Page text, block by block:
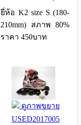
ยี่ห้อ K2 size S (180-
210mm) สภาพ 80%
ราคา 450บาท
ดูภาพขยาย
USED2017005